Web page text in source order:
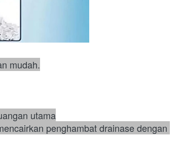
mudah.
utama
penghambat drainase dengan